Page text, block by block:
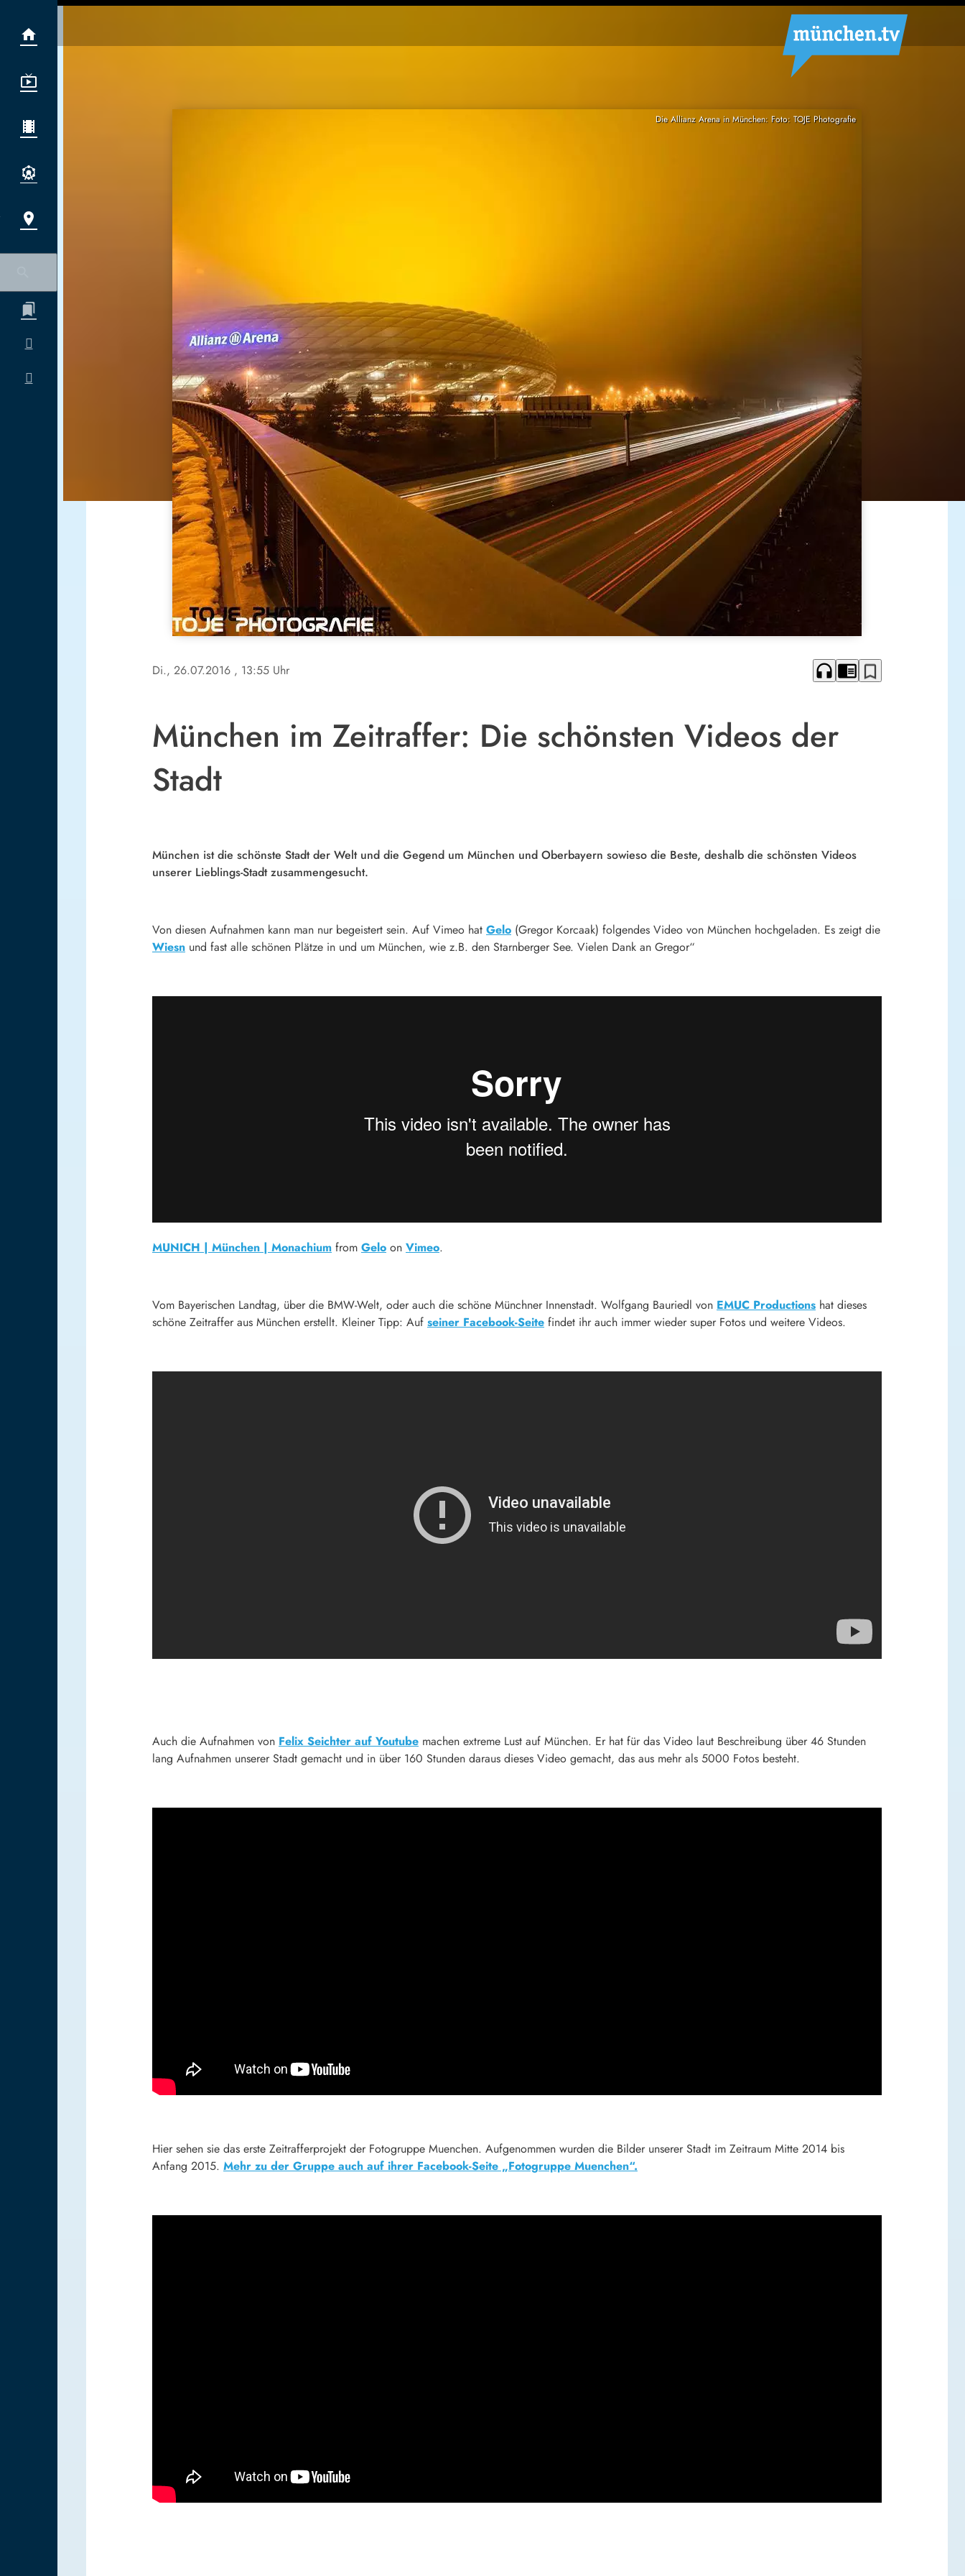
Die Allianz Arena in München: Foto: TOJE Photografie
Di., 26.07.2016 , 13:55 Uhr headphones chrome_reader_mode bookmark_border
München im Zeitraffer: Die schönsten Videos der
Stadt
München ist die schönste Stadt der Welt und die Gegend um München und Oberbayern sowieso die Beste, deshalb die schönsten Videos
unserer Lieblings-Stadt zusammengesucht.
Von diesen Aufnahmen kann man nur begeistert sein. Auf Vimeo hat Gelo (Gregor Korcaak) folgendes Video von München hochgeladen. Es zeigt die
Wiesn und fast alle schönen Plätze in und um München, wie z.B. den Starnberger See. Vielen Dank an Gregor“
MUNICH | München | Monachium from Gelo on Vimeo.
Vom Bayerischen Landtag, über die BMW-Welt, oder auch die schöne Münchner Innenstadt. Wolfgang Bauriedl von EMUC Productions hat dieses
schöne Zeitraffer aus München erstellt. Kleiner Tipp: Auf seiner Facebook-Seite findet ihr auch immer wieder super Fotos und weitere Videos.
Auch die Aufnahmen von Felix Seichter auf Youtube machen extreme Lust auf München. Er hat für das Video laut Beschreibung über 46 Stunden
lang Aufnahmen unserer Stadt gemacht und in über 160 Stunden daraus dieses Video gemacht, das aus mehr als 5000 Fotos besteht.
Hier sehen sie das erste Zeitrafferprojekt der Fotogruppe Muenchen. Aufgenommen wurden die Bilder unserer Stadt im Zeitraum Mitte 2014 bis
Anfang 2015. Mehr zu der Gruppe auch auf ihrer Facebook-Seite „Fotogruppe Muenchen“.